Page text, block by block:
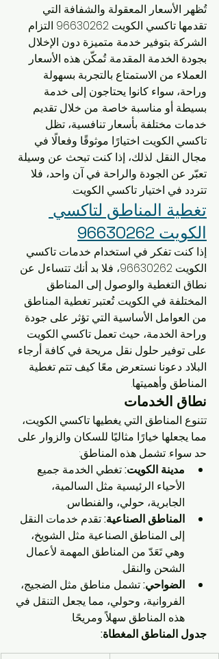
تُظهر الأسعار المعقولة والشفافة التي
تقدمها تاكسي الكويت 96630262 التزام
الشركة بتوفير خدمة متميزة دون الإخلال
بجودة الخدمة المقدمة. تُمكّن هذه الأسعار
العملاء من الاستمتاع بالتجربة بسهولة
وراحة، سواء كانوا يحتاجون إلى خدمة
بسيطة أو مناسبة خاصة. من خلال تقديم
خدمات مختلفة بأسعار تنافسية، تظل
تاكسي الكويت اختيارًا موثوقًا وفعالًا في
مجال النقل. لذلك، إذا كنت تبحث عن وسيلة
تعبّر عن الجودة والراحة في آن واحد، فلا
تتردد في اختيار تاكسي الكويت.
تغطية المناطق لتاكسي
الكويت 96630262
إذا كنت تفكر في استخدام خدمات تاكسي
الكويت 96630262، فلا بد أنك تتساءل عن
نطاق التغطية والوصول إلى المناطق
المختلفة في الكويت. تُعتبر تغطية المناطق
من العوامل الأساسية التي تؤثر على جودة
وراحة الخدمة، حيث تعمل تاكسي الكويت
على توفير حلول نقل مريحة في كافة أرجاء
البلاد. دعونا نستعرض معًا كيف تتم تغطية
المناطق وأهميتها.
نطاق الخدمات
تتنوع المناطق التي يغطيها تاكسي الكويت،
مما يجعلها خيارًا مثاليًا للسكان والزوار على
حد سواء. تشمل هذه المناطق:
مدينة الكويت: تغطي الخدمة جميع
الأحياء الرئيسية مثل السالمية،
الجابرية، حولي، والفنطاس.
المناطق الصناعية: تقدم خدمات النقل
إلى المناطق الصناعية مثل الشويخ،
وهي تَعَدّ من المناطق المهمة لأعمال
الشحن والنقل.
الضواحي: تشمل مناطق مثل الضجيج،
الفروانية، وحولي، مما يجعل التنقل في
هذه المناطق سهلاً ومريحًا.
جدول المناطق المغطاة: